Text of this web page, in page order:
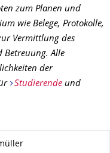
zum Planen und
wie Belege, Protokolle,
Vermittlung des
Betreuung. Alle
der
Studierende und